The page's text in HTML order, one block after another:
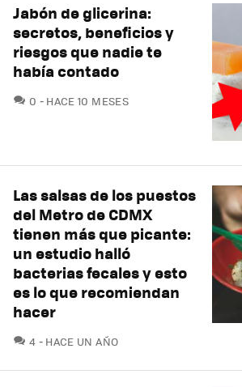
Jabón de glicerina:
secretos, beneficios y
riesgos que nadie te
había contado
0 COMENTARIOS
HACE 10 MESES
Las salsas de los puestos
del Metro de CDMX
tienen más que picante:
un estudio halló
bacterias fecales y esto
es lo que recomiendan
hacer
4 COMENTARIOS
HACE UN AÑO